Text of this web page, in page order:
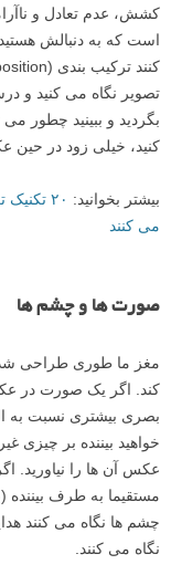
وزن بصری در عکاسی
می توانید از آنها برای
استفاده کنید.
وزن بصری چیست و
موارد پیش رو در این
کشش، عدم تعادل و
تصویر نگاه می کنید و
بگردید و ببینید چطور می
کنید، خیلی زود در حین
بیشتر بخوانید:
۲۰
می کنند